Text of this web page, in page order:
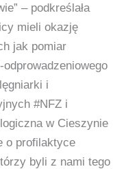
– podkreślała
mieli okazję
jak pomiar
i
#NFZ i
w Cieszynie
o profilaktyce
byli z nami tego